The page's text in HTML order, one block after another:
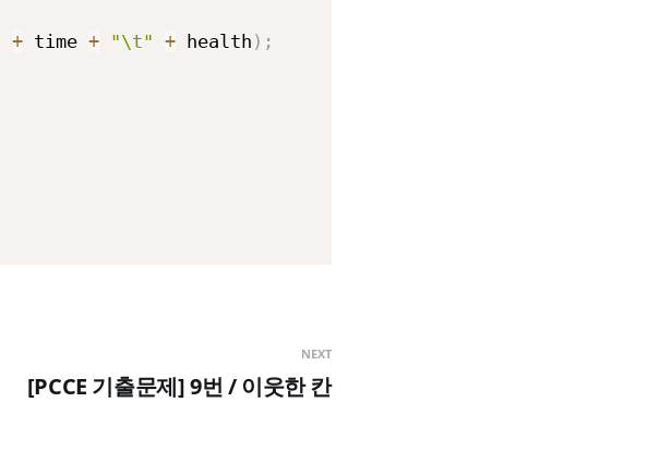
+ time + "\t" + health ) ;
NEXT
[PCCE 기출문제] 9번 / 이웃한 칸